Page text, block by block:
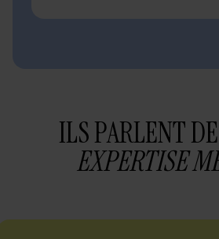
ILS PARLENT
EXPERTISE